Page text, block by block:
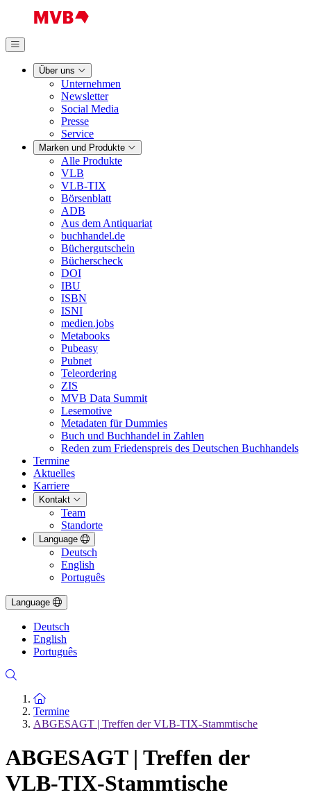
Über uns
Unternehmen
Newsletter
Social Media
Presse
Service
Marken und Produkte
Alle Produkte
VLB
VLB-TIX
Börsenblatt
ADB
Aus dem Antiquariat
buchhandel.de
Büchergutschein
Bücherscheck
DOI
IBU
ISBN
ISNI
medien.jobs
Metabooks
Pubeasy
Pubnet
Teleordering
ZIS
MVB Data Summit
Lesemotive
Metadaten für Dummies
Buch und Buchhandel in Zahlen
Reden zum Friedenspreis des Deutschen Buchhandels
Termine
Aktuelles
Karriere
Kontakt
Team
Standorte
Language
Deutsch
English
Português
Language
Deutsch
English
Português
Zur Startseite
Termine
ABGESAGT | Treffen der VLB-TIX-Stammtische
ABGESAGT | Treffen der
VLB-TIX-Stammtische